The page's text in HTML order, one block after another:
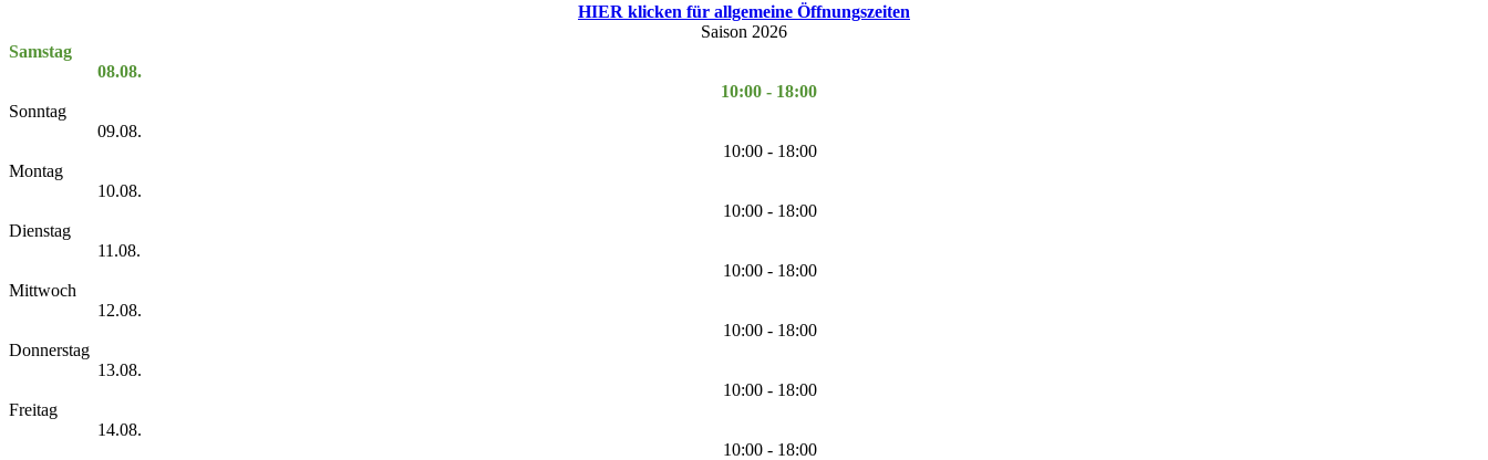
HIER klicken für allgemeine Öffnungszeiten
Saison 2026
Samstag
08.08.
10:00 - 18:00
Sonntag
09.08.
10:00 - 18:00
Montag
10.08.
10:00 - 18:00
Dienstag
11.08.
10:00 - 18:00
Mittwoch
12.08.
10:00 - 18:00
Donnerstag
13.08.
10:00 - 18:00
Freitag
14.08.
10:00 - 18:00